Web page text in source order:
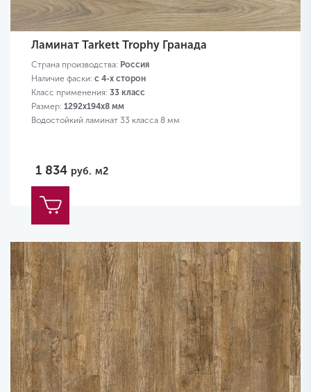
Ламинат Tarkett Trophy Гранада
Страна производства: Россия
Наличие фаски: с 4-х сторон
Класс применения: 33 класс
Размер: 1292х194х8 мм
Водостойкий ламинат 33 класса 8 мм
1 834 руб. м2